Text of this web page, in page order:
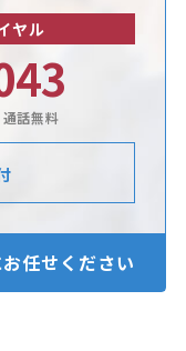
ヤル
話無料
任せください